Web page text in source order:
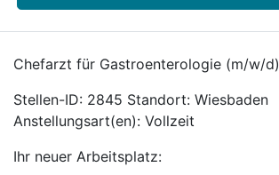
Chefarzt für Gastroenterologie (m/w/d)
Stellen-ID: 2845 Standort: Wiesbaden
Anstellungsart(en): Vollzeit
Ihr neuer Arbeitsplatz: